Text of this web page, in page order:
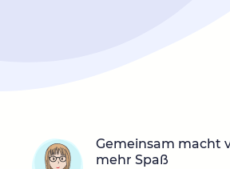
Gemeinsam macht
mehr Spaß